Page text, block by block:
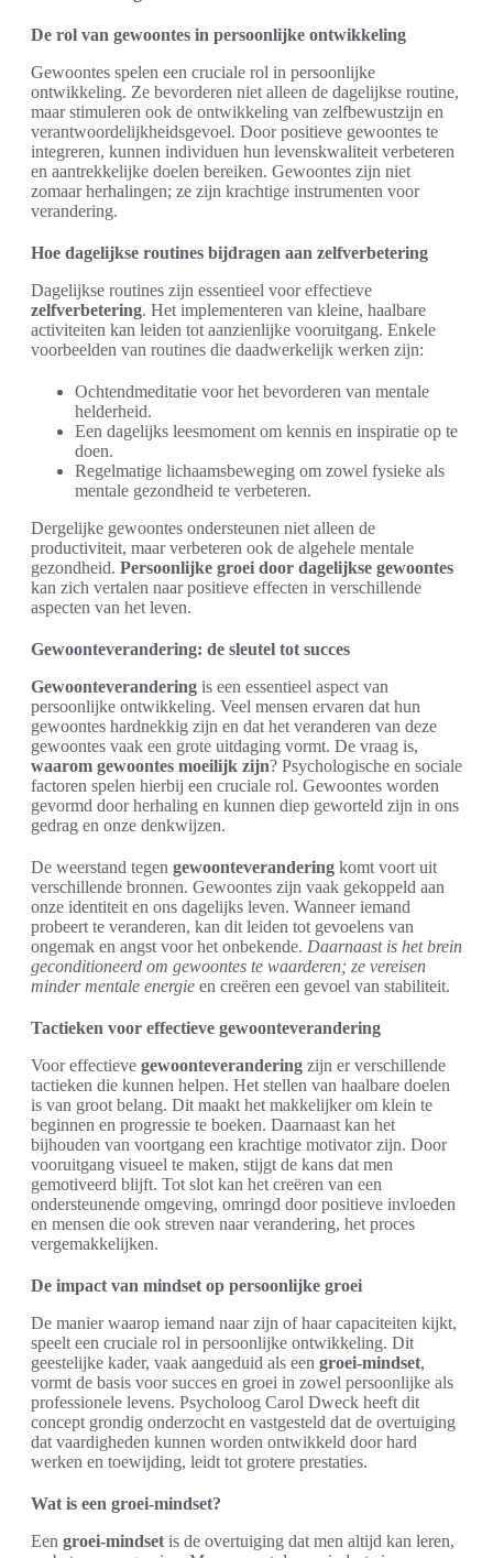
De rol van gewoontes in persoonlijke ontwikkeling
Gewoontes spelen een cruciale rol in persoonlijke
ontwikkeling. Ze bevorderen niet alleen de dagelijkse routine,
maar stimuleren ook de ontwikkeling van zelfbewustzijn en
verantwoordelijkheidsgevoel. Door positieve gewoontes te
integreren, kunnen individuen hun levenskwaliteit verbeteren
en aantrekkelijke doelen bereiken. Gewoontes zijn niet
zomaar herhalingen; ze zijn krachtige instrumenten voor
verandering.
Hoe dagelijkse routines bijdragen aan zelfverbetering
Dagelijkse routines zijn essentieel voor effectieve
zelfverbetering. Het implementeren van kleine, haalbare
activiteiten kan leiden tot aanzienlijke vooruitgang. Enkele
voorbeelden van routines die daadwerkelijk werken zijn:
Ochtendmeditatie voor het bevorderen van mentale
helderheid.
Een dagelijks leesmoment om kennis en inspiratie op te
doen.
Regelmatige lichaamsbeweging om zowel fysieke als
mentale gezondheid te verbeteren.
Dergelijke gewoontes ondersteunen niet alleen de
productiviteit, maar verbeteren ook de algehele mentale
gezondheid. Persoonlijke groei door dagelijkse gewoontes
kan zich vertalen naar positieve effecten in verschillende
aspecten van het leven.
Gewoonteverandering: de sleutel tot succes
Gewoonteverandering is een essentieel aspect van
persoonlijke ontwikkeling. Veel mensen ervaren dat hun
gewoontes hardnekkig zijn en dat het veranderen van deze
gewoontes vaak een grote uitdaging vormt. De vraag is,
waarom gewoontes moeilijk zijn? Psychologische en sociale
factoren spelen hierbij een cruciale rol. Gewoontes worden
gevormd door herhaling en kunnen diep geworteld zijn in ons
gedrag en onze denkwijzen.
De weerstand tegen gewoonteverandering komt voort uit
verschillende bronnen. Gewoontes zijn vaak gekoppeld aan
onze identiteit en ons dagelijks leven. Wanneer iemand
probeert te veranderen, kan dit leiden tot gevoelens van
ongemak en angst voor het onbekende. Daarnaast is het brein
geconditioneerd om gewoontes te waarderen; ze vereisen
minder mentale energie en creëren een gevoel van stabiliteit.
Tactieken voor effectieve gewoonteverandering
Voor effectieve gewoonteverandering zijn er verschillende
tactieken die kunnen helpen. Het stellen van haalbare doelen
is van groot belang. Dit maakt het makkelijker om klein te
beginnen en progressie te boeken. Daarnaast kan het
bijhouden van voortgang een krachtige motivator zijn. Door
vooruitgang visueel te maken, stijgt de kans dat men
gemotiveerd blijft. Tot slot kan het creëren van een
ondersteunende omgeving, omringd door positieve invloeden
en mensen die ook streven naar verandering, het proces
vergemakkelijken.
De impact van mindset op persoonlijke groei
De manier waarop iemand naar zijn of haar capaciteiten kijkt,
speelt een cruciale rol in persoonlijke ontwikkeling. Dit
geestelijke kader, vaak aangeduid als een groei-mindset,
vormt de basis voor succes en groei in zowel persoonlijke als
professionele levens. Psycholoog Carol Dweck heeft dit
concept grondig onderzocht en vastgesteld dat de overtuiging
dat vaardigheden kunnen worden ontwikkeld door hard
werken en toewijding, leidt tot grotere prestaties.
Wat is een groei-mindset?
Een groei-mindset is de overtuiging dat men altijd kan leren,